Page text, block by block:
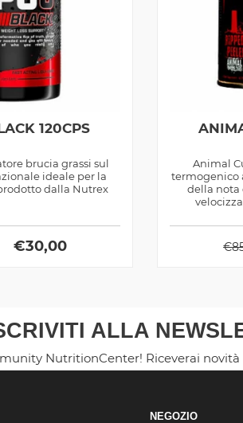
120CPS
brucia grassi sul
ideale per la
dalla Nutrex
€30,00
Animal
termogenico
della nota
€
ALLA
NutritionCenter! Riceverai
NEGOZIO